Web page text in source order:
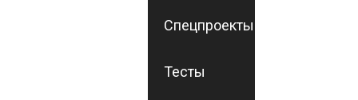
Спецпроекты
Тесты